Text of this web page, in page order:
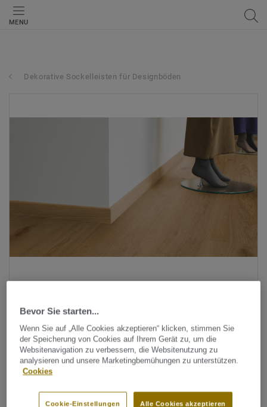
MENU
Dekorative Sockelleisten für Designböden
Alle Designs anzeigen (200)
Bevor Sie starten...
Wenn Sie auf „Alle Cookies akzeptieren“ klicken, stimmen Sie
der Speicherung von Cookies auf Ihrem Gerät zu, um die
Websitenavigation zu verbessern, die Websitenutzung zu
analysieren und unsere Marketingbemühungen zu unterstützen.
Cookies
Alle Cookies akzeptieren
Cookie-Einstellungen